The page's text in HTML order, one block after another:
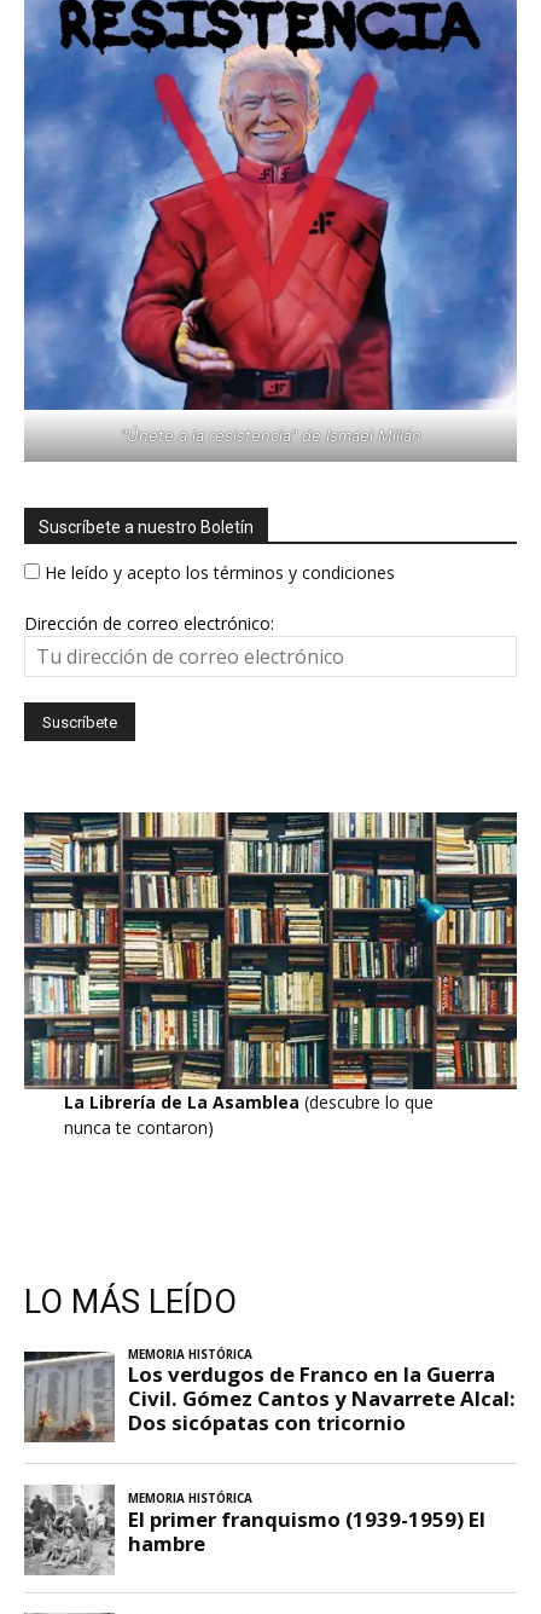
"Únete a la resistencia" de Ismael Millán
Suscríbete a nuestro Boletín
He leído y acepto los términos y condiciones
Dirección de correo electrónico:
La Librería de La Asamblea (descubre lo que
nunca te contaron)
LO MÁS LEÍDO